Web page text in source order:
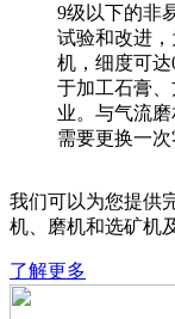
9级以下的非
试验和改进
机，细度可
于加工石膏
业。与气流
需要更换一
我们可以为您提供
机、磨机和选矿机
了解更多